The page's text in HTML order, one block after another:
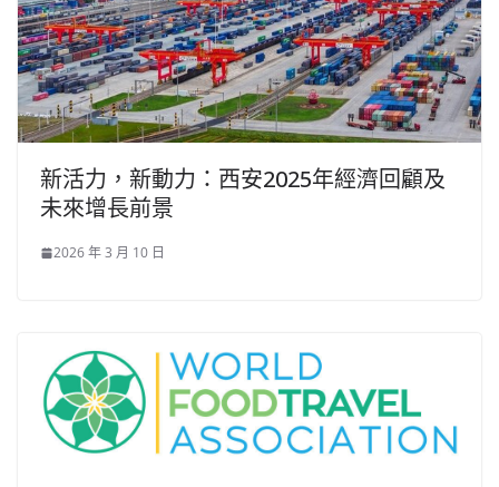
新活力，新動力：西安2025年經濟回顧及
未來增長前景
2026 年 3 月 10 日